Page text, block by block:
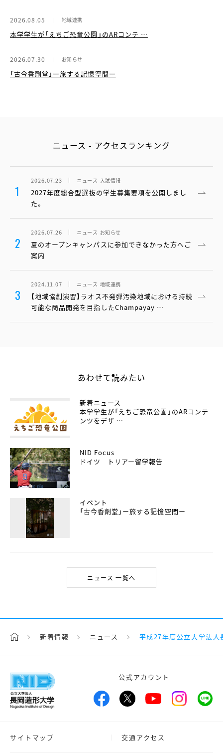
2026.08.05 地域連携
本学学生が「えちご恐竜公園」のARコンテ …
2026.07.30 お知らせ
「古今香劑堂」ー旅する記憶空間ー
ニュース - アクセスランキング
1
2026.07.23 ニュース 入試情報
2027年度総合型選抜の学生募集要項を公開しまし
た。
2
2026.07.26 ニュース お知らせ
夏のオープンキャンパスに参加できなかった方へご
案内
3
2024.11.07 ニュース 地域連携
【地域協創演習】ラオス不発弾汚染地域における持続
可能な商品開発を目指したChampayay …
あわせて読みたい
新着ニュース
本学学生が「えちご恐竜公園」のARコンテ
ンツをデザ …
NID Focus
ドイツ トリアー留学報告
イベント
「古今香劑堂」ー旅する記憶空間ー
ニュース 一覧へ
新着情報 ニュース 平成27年度公立大学法
公式アカウント
サイトマップ 交通アクセス